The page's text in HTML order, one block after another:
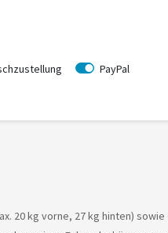
kg vorne, 27 kg hinten)
PayPal